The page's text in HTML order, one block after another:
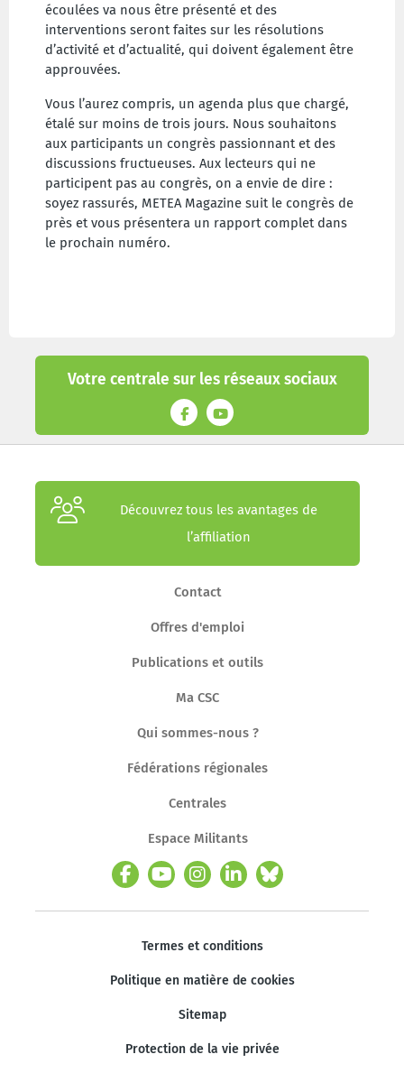
Votre centrale sur les réseaux sociaux
écoulées va nous être présenté et des
interventions seront faites sur les résolutions
d’activité et d’actualité, qui doivent également être
approuvées.
Vous l’aurez compris, un agenda plus que chargé,
étalé sur moins de trois jours. Nous souhaitons
aux participants un congrès passionnant et des
discussions fructueuses. Aux lecteurs qui ne
participent pas au congrès, on a envie de dire :
soyez rassurés, METEA Magazine suit le congrès de
près et vous présentera un rapport complet dans
le prochain numéro.
Découvrez tous les avantages de
l’affiliation
Contact
Offres d'emploi
Publications et outils
Ma CSC
Qui sommes-nous ?
Fédérations régionales
Centrales
Espace Militants
Termes et conditions
Politique en matière de cookies
Sitemap
Protection de la vie privée